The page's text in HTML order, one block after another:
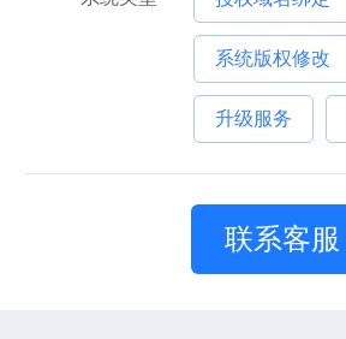
系统版权修改
升级服务
联系客服